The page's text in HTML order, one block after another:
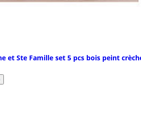
et Ste Famille set 5 pcs bois peint